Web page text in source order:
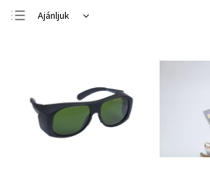
Ajánljuk
termékek
ABC szerint